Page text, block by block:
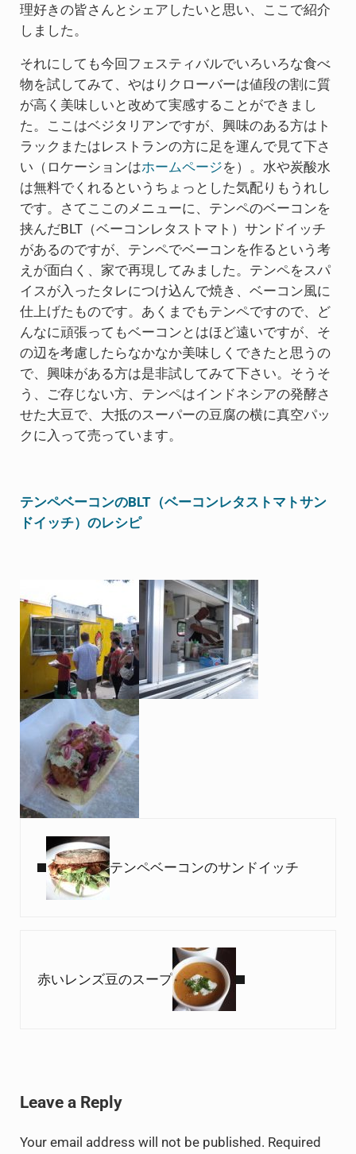
理好きの皆さんとシェアしたいと思い、ここで紹介
しました。
それにしても今回フェスティバルでいろいろな食べ
物を試してみて、やはりクローバーは値段の割に質
が高く美味しいと改めて実感することができまし
た。ここはベジタリアンですが、興味のある方はト
ラックまたはレストランの方に足を運んで見て下さ
い（ロケーションはホームページを）。水や炭酸水
は無料でくれるというちょっとした気配りもうれし
です。さてここのメニューに、テンペのベーコンを
挟んだBLT（ベーコンレタストマト）サンドイッチ
があるのですが、テンペでベーコンを作るという考
えが面白く、家で再現してみました。テンペをスパ
イスが入ったタレにつけ込んで焼き、ベーコン風に
仕上げたものです。あくまでもテンペですので、ど
んなに頑張ってもベーコンとはほど遠いですが、そ
の辺を考慮したらなかなか美味しくできたと思うの
で、興味がある方は是非試してみて下さい。そうそ
う、ご存じない方、テンペはインドネシアの発酵さ
せた大豆で、大抵のスーパーの豆腐の横に真空パッ
クに入って売っています。
テンペベーコンのBLT（ベーコンレタストマトサン
ドイッチ）のレシピ
テンペベーコンのサンドイッチ
赤いレンズ豆のスープ
Leave a Reply
Your email address will not be published. Required